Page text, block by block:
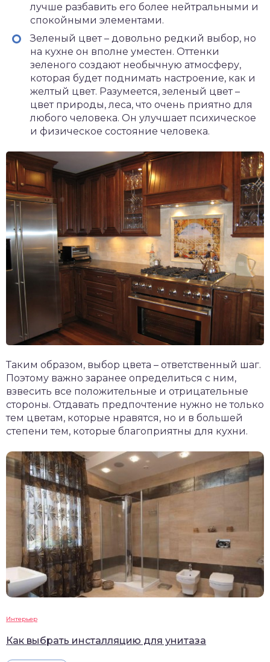
лучше разбавить его более нейтральными и
спокойными элементами.
Зеленый цвет – довольно редкий выбор, но
на кухне он вполне уместен. Оттенки
зеленого создают необычную атмосферу,
которая будет поднимать настроение, как и
желтый цвет. Разумеется, зеленый цвет –
цвет природы, леса, что очень приятно для
любого человека. Он улучшает психическое
и физическое состояние человека.
Таким образом, выбор цвета – ответственный шаг.
Поэтому важно заранее определиться с ним,
взвесить все положительные и отрицательные
стороны. Отдавать предпочтение нужно не только
тем цветам, которые нравятся, но и в большей
степени тем, которые благоприятны для кухни.
Интерьер
Как выбрать инсталляцию для унитаза